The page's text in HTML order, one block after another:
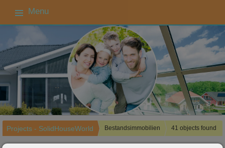
Menu
Projects - SolidHouseWorld Bestandsimmobilien 41 objects found